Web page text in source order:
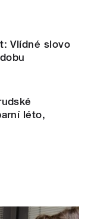
Vlídné slovo
léto,